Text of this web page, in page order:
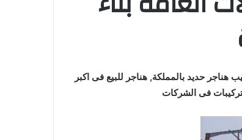
حديد بالمملكة, هناجر للبيع فى اكبر
فى الشركات